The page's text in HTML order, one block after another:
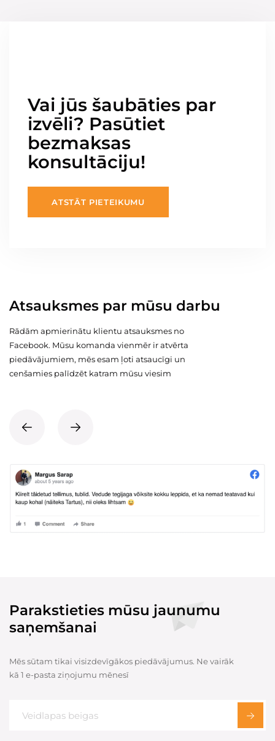
Vai jūs šaubāties par
izvēli? Pasūtiet
bezmaksas
konsultāciju!
ATSTĀT PIETEIKUMU
Atsauksmes par mūsu darbu
Rādām apmierinātu klientu atsauksmes no
Facebook. Mūsu komanda vienmēr ir atvērta
piedāvājumiem, mēs esam ļoti atsaucīgi un
cenšamies palīdzēt katram mūsu viesim
Parakstieties mūsu jaunumu
saņemšanai
Mēs sūtam tikai visizdevīgākos piedāvājumus. Ne vairāk
kā 1 e-pasta ziņojumu mēnesī